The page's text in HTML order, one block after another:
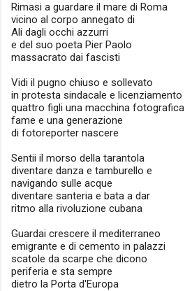
Rimasi a guardare il mare di Roma
vicino al corpo annegato di
Ali dagli occhi azzurri
e del suo poeta Pier Paolo
massacrato dai fascisti
Vidi il pugno chiuso e sollevato
in protesta sindacale e licenziamento
quattro figli una macchina fotografica
fame e una generazione
di fotoreporter nascere
Sentii il morso della tarantola
diventare danza e tamburello e
navigando sulle acque
diventare santeria e bata a dar
ritmo alla rivoluzione cubana
Guardai crescere il mediterraneo
emigrante e di cemento in palazzi
scatole da scarpe che dicono
periferia e sta sempre
dietro la Porta d'Europa